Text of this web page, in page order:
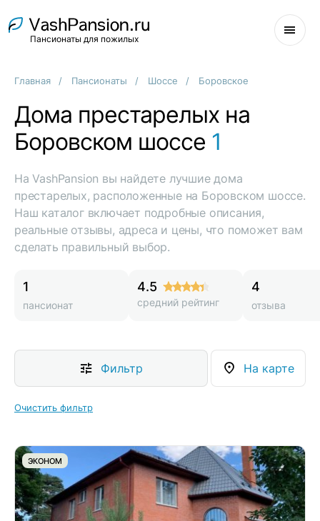
Пансионаты для пожилых
Главная Пансионаты Шоссе Боровское
Дома престарелых на
Боровском шоссе 1
На VashPansion вы найдете лучшие дома
престарелых, расположенные на Боровском шоссе.
Наш каталог включает подробные описания,
реальные отзывы, адреса и цены, что поможет вам
сделать правильный выбор.
1
пансионат
4.5
средний рейтинг
4
отзыва
Фильтр На карте
Очистить фильтр
ЭКОНОМ